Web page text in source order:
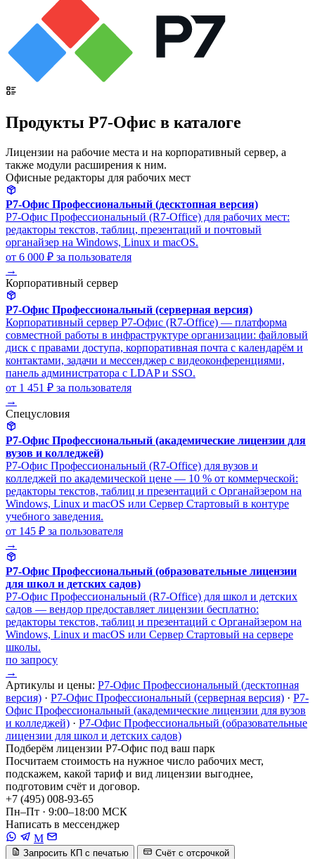
Продукты Р7-Офис в каталоге
Лицензии на рабочие места и на корпоративный сервер, а
также модули расширения к ним.
Офисные редакторы для рабочих мест
Р7-Офис Профессиональный (десктопная версия)
Р7-Офис Профессиональный (R7-Office) для рабочих мест:
редакторы текстов, таблиц, презентаций и почтовый
органайзер на Windows, Linux и macOS.
от 6 000 ₽ за пользователя
→
Корпоративный сервер
Р7-Офис Профессиональный (серверная версия)
Корпоративный сервер Р7-Офис (R7-Office) — платформа
совместной работы в инфраструктуре организации: файловый
диск с правами доступа, корпоративная почта с календарём и
контактами, задачи и мессенджер с видеоконференциями,
панель администратора с LDAP и SSO.
от 1 451 ₽ за пользователя
→
Спецусловия
Р7-Офис Профессиональный (академические лицензии для
вузов и колледжей)
Р7-Офис Профессиональный (R7-Office) для вузов и
колледжей по академической цене — 10 % от коммерческой:
редакторы текстов, таблиц и презентаций с Органайзером на
Windows, Linux и macOS или Сервер Стартовый в контуре
учебного заведения.
от 145 ₽ за пользователя
→
Р7-Офис Профессиональный (образовательные лицензии
для школ и детских садов)
Р7-Офис Профессиональный (R7-Office) для школ и детских
садов — вендор предоставляет лицензии бесплатно:
редакторы текстов, таблиц и презентаций с Органайзером на
Windows, Linux и macOS или Сервер Стартовый на сервере
школы.
по запросу
→
Артикулы и цены: Р7-Офис Профессиональный (десктопная
версия) · Р7-Офис Профессиональный (серверная версия) · Р7-
Офис Профессиональный (академические лицензии для вузов
и колледжей) · Р7-Офис Профессиональный (образовательные
лицензии для школ и детских садов)
Подберём лицензии Р7-Офис под ваш парк
Посчитаем стоимость на нужное число рабочих мест,
подскажем, какой тариф и вид лицензии выгоднее,
подготовим счёт и договор.
+7 (495) 008-93-65
Пн–Пт · 9:00–18:00 МСК
Написать в мессенджер
M
Запросить КП с печатью Счёт с отсрочкой